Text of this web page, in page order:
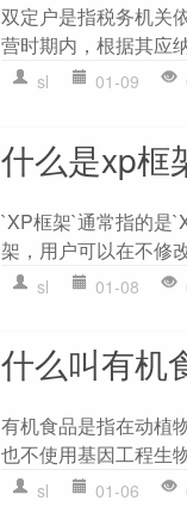
双定户是指税务机关
营时期内，根据其应
sl 01-09
什么是xp框
`XP框架`通常指的是
架，用户可以在不修
sl 01-08
什么叫有机
有机食品是指在动植
也不使用基因工程生
sl 01-06